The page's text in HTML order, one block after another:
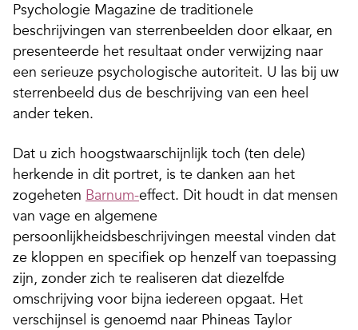
Psychologie Magazine de traditionele
beschrijvingen van sterrenbeelden door elkaar, en
presenteerde het resultaat onder verwijzing naar
een serieuze psychologische autoriteit. U las bij uw
sterrenbeeld dus de beschrijving van een heel
ander teken.
Dat u zich hoogstwaarschijnlijk toch (ten dele)
herkende in dit portret, is te danken aan het
zogeheten Barnum-effect. Dit houdt in dat mensen
van vage en algemene
persoonlijkheidsbeschrijvingen meestal vinden dat
ze kloppen en specifiek op henzelf van toepassing
zijn, zonder zich te realiseren dat diezelfde
omschrijving voor bijna iedereen opgaat. Het
verschijnsel is genoemd naar Phineas Taylor